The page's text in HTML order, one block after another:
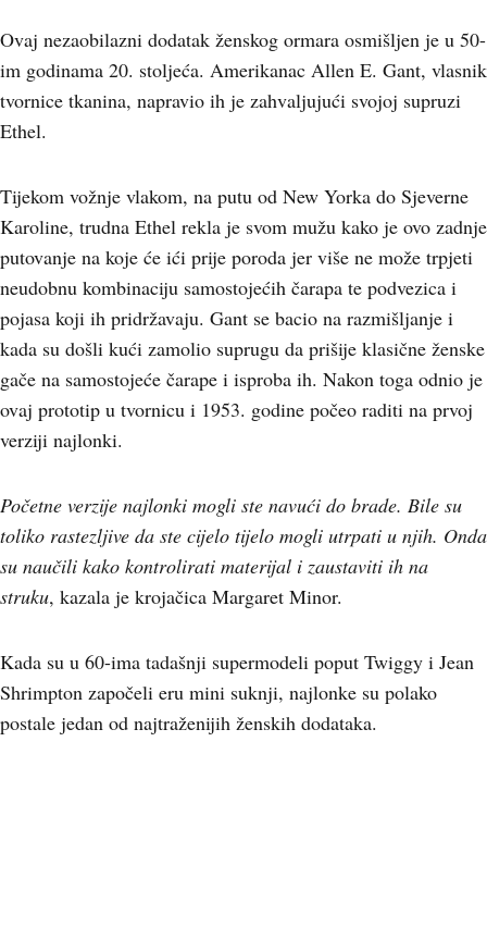
Ovaj nezaobilazni dodatak ženskog ormara osmišljen je u 50-
im godinama 20. stoljeća. Amerikanac Allen E. Gant, vlasnik
tvornice tkanina, napravio ih je zahvaljujući svojoj supruzi
Ethel.
Tijekom vožnje vlakom, na putu od New Yorka do Sjeverne
Karoline, trudna Ethel rekla je svom mužu kako je ovo zadnje
putovanje na koje će ići prije poroda jer više ne može trpjeti
neudobnu kombinaciju samostojećih čarapa te podvezica i
pojasa koji ih pridržavaju. Gant se bacio na razmišljanje i
kada su došli kući zamolio suprugu da prišije klasične ženske
gače na samostojeće čarape i isproba ih. Nakon toga odnio je
ovaj prototip u tvornicu i 1953. godine počeo raditi na prvoj
verziji najlonki.
Početne verzije najlonki mogli ste navući do brade. Bile su
toliko rastezljive da ste cijelo tijelo mogli utrpati u njih. Onda
su naučili kako kontrolirati materijal i zaustaviti ih na
struku, kazala je krojačica Margaret Minor.
Kada su u 60-ima tadašnji supermodeli poput Twiggy i Jean
Shrimpton započeli eru mini suknji, najlonke su polako
postale jedan od najtraženijih ženskih dodataka.